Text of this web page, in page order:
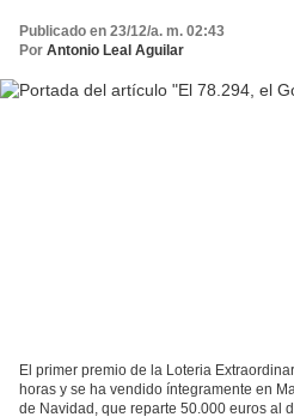
Publicado en 23/12/a. m. 02:43
Por Antonio Leal Aguilar
El primer premio de la Loteria
horas y se ha vendido íntegramente en
de Navidad, que reparte 50.000 euros al